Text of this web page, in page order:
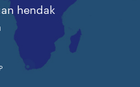
hendak